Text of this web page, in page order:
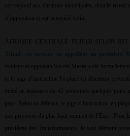
correspond aux élections municipales, dont le report
d’opposition et par la société civile.
ministre et opposant Succès Masra a été
et le juge d’instruction l’a placé en détention
incité au massacre de 42 personnes quelques
pays. Selon sa défense, le juge d’instruction, en
aux pressions du plus haut sommet de l’État…Pour
président des Transformateurs, le seul élément